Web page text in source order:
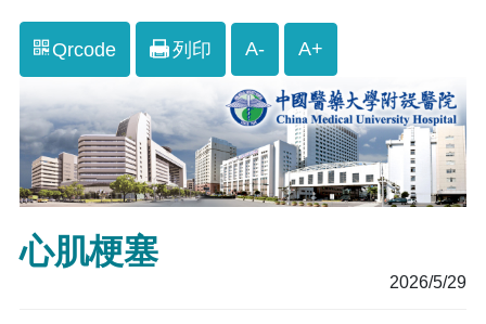
Qrcode 列印 A- A+
心肌梗塞
2026/5/29